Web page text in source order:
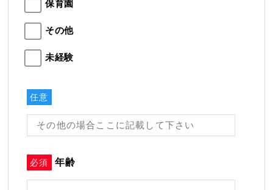
保育園
その他
未経験
任意
必須 年齢